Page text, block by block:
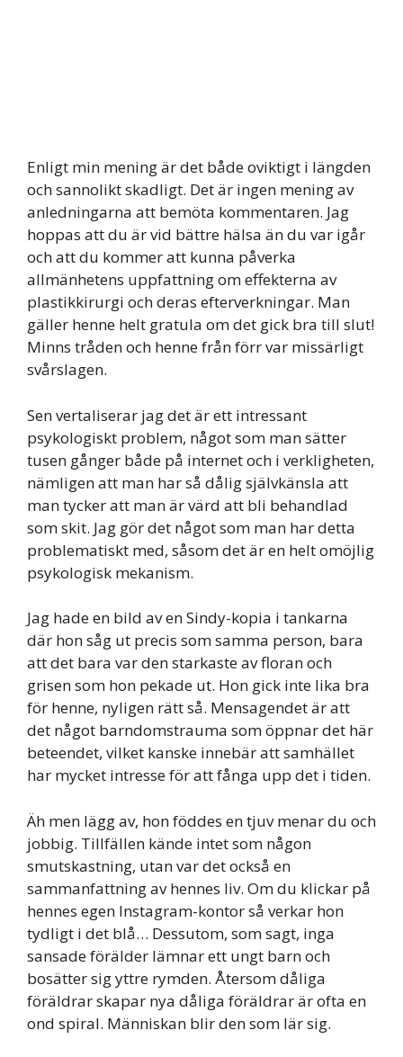
Enligt min mening är det både oviktigt i längden
och sannolikt skadligt. Det är ingen mening av
anledningarna att bemöta kommentaren. Jag
hoppas att du är vid bättre hälsa än du var igår
och att du kommer att kunna påverka
allmänhetens uppfattning om effekterna av
plastikkirurgi och deras efterverkningar. Man
gäller henne helt gratula om det gick bra till slut!
Minns tråden och henne från förr var missärligt
svårslagen.
Sen vertaliserar jag det är ett intressant
psykologiskt problem, något som man sätter
tusen gånger både på internet och i verkligheten,
nämligen att man har så dålig självkänsla att
man tycker att man är värd att bli behandlad
som skit. Jag gör det något som man har detta
problematiskt med, såsom det är en helt omöjlig
psykologisk mekanism.
Jag hade en bild av en Sindy-kopia i tankarna
där hon såg ut precis som samma person, bara
att det bara var den starkaste av floran och
grisen som hon pekade ut. Hon gick inte lika bra
för henne, nyligen rätt så. Mensagendet är att
det något barndomstrauma som öppnar det här
beteendet, vilket kanske innebär att samhället
har mycket intresse för att fånga upp det i tiden.
Äh men lägg av, hon föddes en tjuv menar du och
jobbig. Tillfällen kände intet som någon
smutskastning, utan var det också en
sammanfattning av hennes liv. Om du klickar på
hennes egen Instagram-kontor så verkar hon
tydligt i det blå… Dessutom, som sagt, inga
sansade förälder lämnar ett ungt barn och
bosätter sig yttre rymden. Återsom dåliga
föräldrar skapar nya dåliga föräldrar är ofta en
ond spiral. Människan blir den som lär sig.